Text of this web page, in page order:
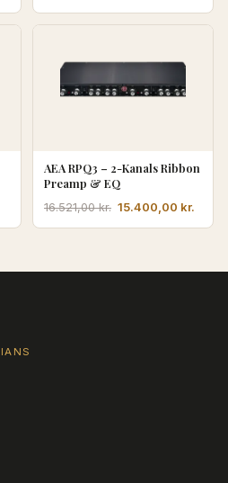
4.545,00 kr..
AEA RPQ3 – 2-Kanals Ribbon
Preamp & EQ
16.521,00kr. Den
oprindelige
15.400,00 kr.